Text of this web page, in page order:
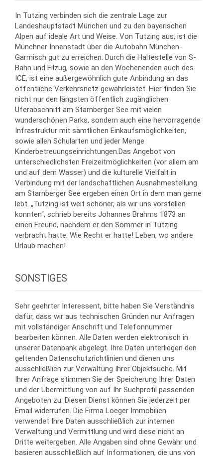
In Tutzing verbinden sich die zentrale Lage zur
Landeshauptstadt München und zu den bayerischen
Alpen auf ideale Art und Weise. Von Tutzing aus, ist die
Münchner Innenstadt über die Autobahn München-
Garmisch gut zu erreichen. Durch die Haltestelle von S-
Bahn und Eilzug, sowie an den Wochenenden auch des
ICE, ist eine außergewöhnlich gute Anbindung an das
öffentliche Verkehrsnetz gewährleistet. Hier finden Sie
nicht nur den längsten öffentlich zugänglichen
Uferabschnitt am Starnberger See mit vielen
wunderschönen Parks, sondern auch eine hervorragende
Infrastruktur mit sämtlichen Einkaufsmöglichkeiten,
sowie allen Schularten und jeder Menge
Kinderbetreuungseinrichtungen.Das Angebot von
unterschiedlichsten Freizeitmöglichkeiten (vor allem am
und auf dem Wasser) und die kulturelle Vielfalt in
Verbindung mit der landschaftlichen Ausnahmestellung
am Starnberger See ergeben einen Ort in dem man gerne
lebt. „Tutzing ist weit schöner, als wir uns vorstellen
konnten“, schrieb bereits Johannes Brahms 1873 an
einen Freund, nachdem er den Sommer in Tutzing
verbracht hatte. Wie Recht er hatte! Leben, wo andere
Urlaub machen!
SONSTIGES
Sehr geehrter Interessent, bitte haben Sie Verständnis
dafür, dass wir aus technischen Gründen nur Anfragen
mit vollständiger Anschrift und Telefonnummer
bearbeiten können. Alle Daten werden elektronisch in
unserer Datenbank abgelegt. Ihre Daten unterliegen den
geltenden Datenschutzrichtlinien und dienen uns
ausschließlich zur Verwaltung Ihrer Objektsuche. Mit
Ihrer Anfrage stimmen Sie der Speicherung Ihrer Daten
und der Übermittlung von auf Ihr Suchprofil passenden
Angeboten zu. Diesen Dienst können Sie jederzeit per
Email widerrufen. Die Firma Loeger Immobilien
verwendet Ihre Daten ausschließlich zur internen
Verwaltung und Vermittlung und wird diese nicht an
Dritte weitergeben. Alle Angaben sind ohne Gewähr und
basieren ausschließlich auf Informationen, die uns von